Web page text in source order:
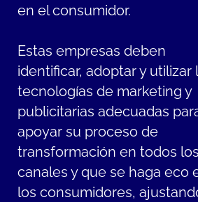
en el consumidor.
Estas empresas deben
identificar, adoptar y utilizar
tecnologías de marketing y
publicitarias adecuadas
apoyar su proceso de
transformación en todos los
canales y que se haga eco
los consumidores,